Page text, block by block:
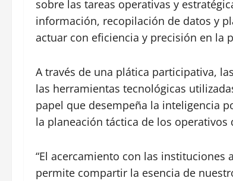
sobre las tareas operativas y
información, recopilación de datos y
actuar con eficiencia y precisión en la
A través de una plática participativa,
las herramientas tecnológicas
papel que desempeña la inteligencia
la planeación táctica de los operativos
“El acercamiento con las instituciones
permite compartir la esencia de